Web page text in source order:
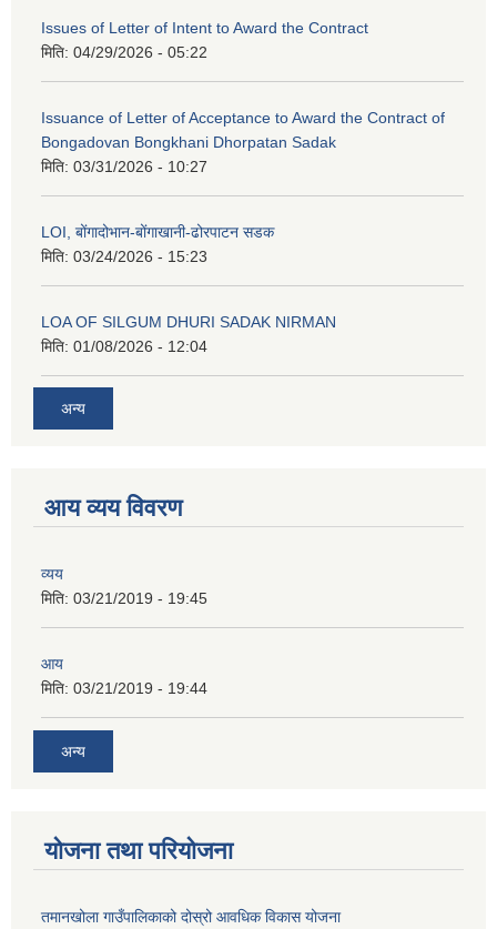
Issues of Letter of Intent to Award the Contract
मिति: 04/29/2026 - 05:22
Issuance of Letter of Acceptance to Award the Contract of
Bongadovan Bongkhani Dhorpatan Sadak
मिति: 03/31/2026 - 10:27
LOI, बोंगादोभान-बोंगाखानी-ढोरपाटन सडक
मिति: 03/24/2026 - 15:23
LOA OF SILGUM DHURI SADAK NIRMAN
मिति: 01/08/2026 - 12:04
अन्य
आय व्यय विवरण
व्यय
मिति: 03/21/2019 - 19:45
आय
मिति: 03/21/2019 - 19:44
अन्य
योजना तथा परियोजना
तमानखोला गाउँपालिकाको दोस्रो आवधिक विकास योजना